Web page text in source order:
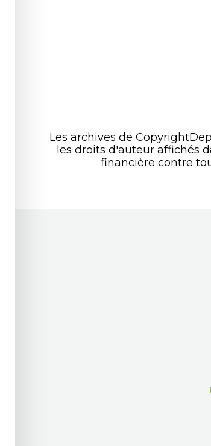
Les archives de
les droits d'auteur affichés
financière contre